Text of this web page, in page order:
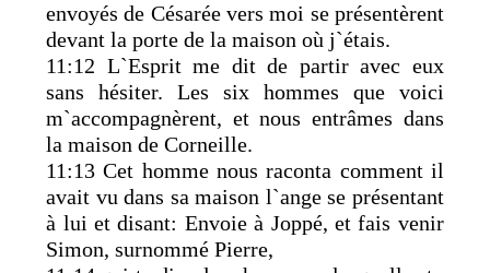
envoyés de Césarée vers moi se présentèrent
devant la porte de la maison où j`étais.
11:12 L`Esprit me dit de partir avec eux
sans hésiter. Les six hommes que voici
m`accompagnèrent, et nous entrâmes dans
la maison de Corneille.
11:13 Cet homme nous raconta comment il
avait vu dans sa maison l`ange se présentant
à lui et disant: Envoie à Joppé, et fais venir
Simon, surnommé Pierre,